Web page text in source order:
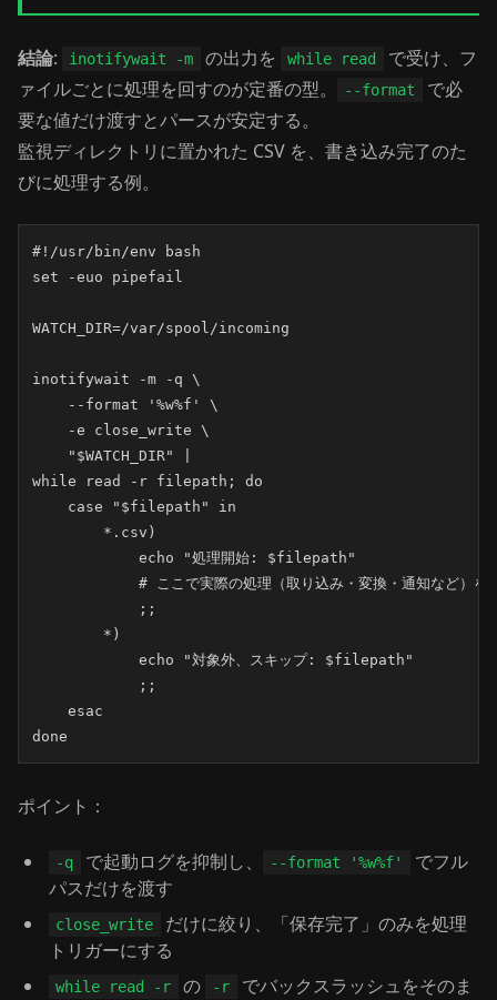
結論: inotifywait -m の出力を while read
で受け、フ
ァイルごとに処理を回すのが定番の型。
--format
で必
要な値だけ渡すとパースが安定する。
監視ディレクトリに置かれた CSV を、書き込み完了のた
びに処理する例。
#!/usr/bin/env bash
set -euo pipefail
WATCH_DIR=/var/spool/incoming
inotifywait -m -q \
    --format '%w%f' \
    -e close_write \
    "$WATCH_DIR" |
while read -r filepath; do
    case "$filepath" in
        *.csv)
            echo "処理開始: $filepath"
# ここで実際の処理（取り込み・変換・通知など）を
            ;;
        *)
            echo "対象外、スキップ: $filepath"
            ;;
    esac
done
ポイント：
-q で起動ログを抑制し、 --format '%w%f'
でフル
パスだけを渡す
close_write
だけに絞り、「保存完了」のみを処理
トリガーにする
while read -r の -r でバックスラッシュをそのま